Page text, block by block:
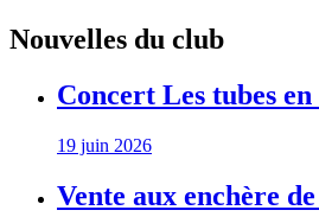
Nouvelles du club
Concert Les tubes
19 juin 2026
Vente aux enchère